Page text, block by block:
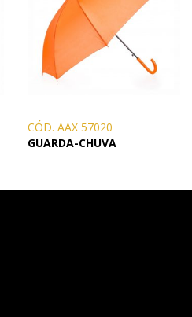
CÓD. AAX 57020
GUARDA-CHUVA